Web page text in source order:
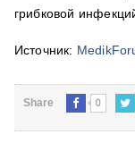
грибковой
Источник:
Share 0